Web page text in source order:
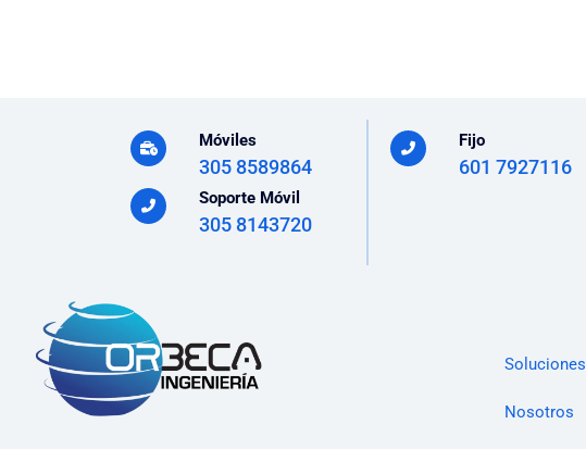
Móviles
305 8589864
Soporte Móvil
305 8143720
Fijo
601 7927116
Soluciones
Nosotros